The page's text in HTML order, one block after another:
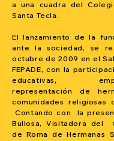
a una cuadra del
Santa Tecla.
El lanzamiento de la
ante la sociedad, se
octubre de 2009 en el
FEPADE, con la
educativas,
representación de
comunidades religiosas
Contando con la
Bullosa, Visitadora del
de Roma de Hermanas